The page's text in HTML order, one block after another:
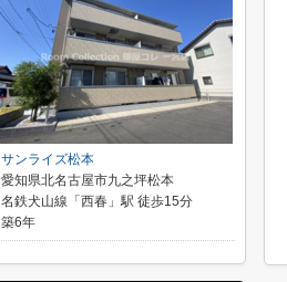
サンライズ松本
愛知県北名古屋市九之坪松本
名鉄犬山線「西春」駅 徒歩15分
築6年